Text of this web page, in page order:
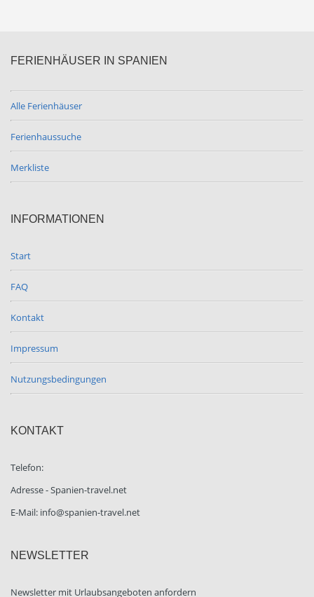
FERIENHÄUSER IN SPANIEN
Alle Ferienhäuser
Ferienhaussuche
Merkliste
INFORMATIONEN
Start
FAQ
Kontakt
Impressum
Nutzungsbedingungen
KONTAKT
Telefon:
Adresse - Spanien-travel.net
E-Mail: info@spanien-travel.net
NEWSLETTER
Newsletter mit Urlaubsangeboten anfordern